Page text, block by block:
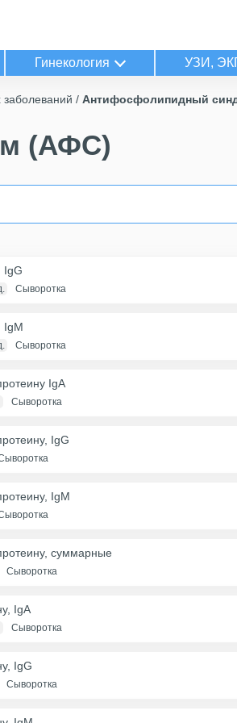
Гинекология УЗИ,
Антифосфолипидный
(АФС)
IgG
Сыворотка
IgM
Сыворотка
IgA
Сыворотка
IgG
IgM
суммарные
Сыворотка
IgA
Сыворотка
IgG
Сыворотка